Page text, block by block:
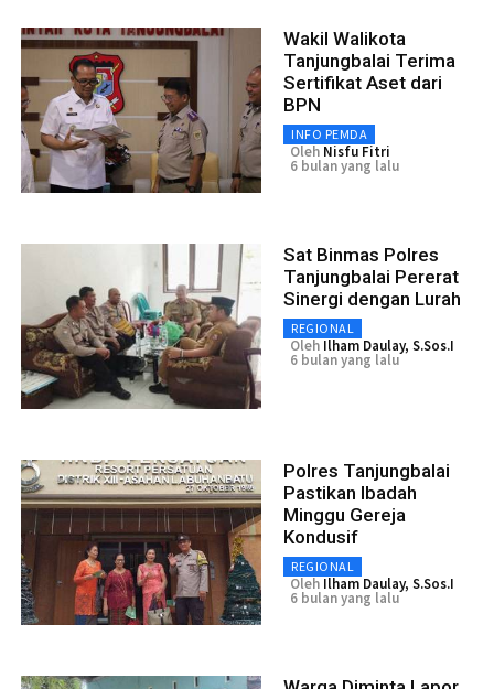
Wakil Walikota
Tanjungbalai Terima
Sertifikat Aset dari
BPN
INFO PEMDA
Oleh Nisfu Fitri
6 bulan yang lalu
Sat Binmas Polres
Tanjungbalai Pererat
Sinergi dengan Lurah
REGIONAL
Oleh Ilham Daulay, S.Sos.I
6 bulan yang lalu
Polres Tanjungbalai
Pastikan Ibadah
Minggu Gereja
Kondusif
REGIONAL
Oleh Ilham Daulay, S.Sos.I
6 bulan yang lalu